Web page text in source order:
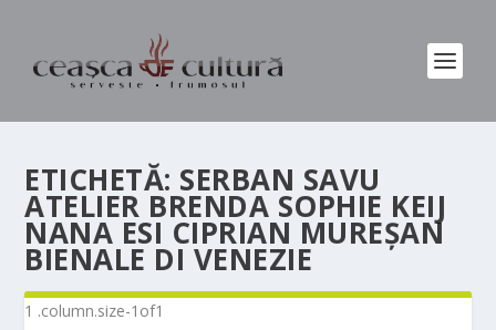
ETICHETĂ: SERBAN SAVU
ATELIER BRENDA SOPHIE KEIJ
NANA ESI CIPRIAN MUREȘAN
BIENALE DI VENEZIE